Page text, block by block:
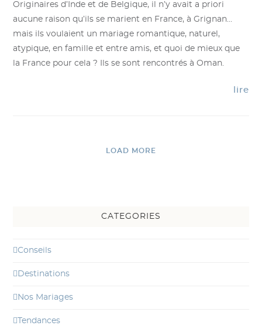
Originaires d’Inde et de Belgique, il n’y avait a priori
aucune raison qu’ils se marient en France, à Grignan…
mais ils voulaient un mariage romantique, naturel,
atypique, en famille et entre amis, et quoi de mieux que
la France pour cela ? Ils se sont rencontrés à Oman.
lire
LOAD MORE
CATEGORIES
Conseils
Destinations
Nos Mariages
Tendances